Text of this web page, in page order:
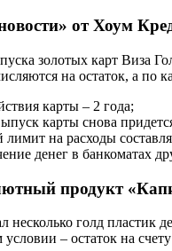
от Хоум
золотых карт Виза
на остаток, а по
карты – 2 года;
карты снова
на расходы
денег в банкоматах
продукт
несколько голд пластик
– остаток на